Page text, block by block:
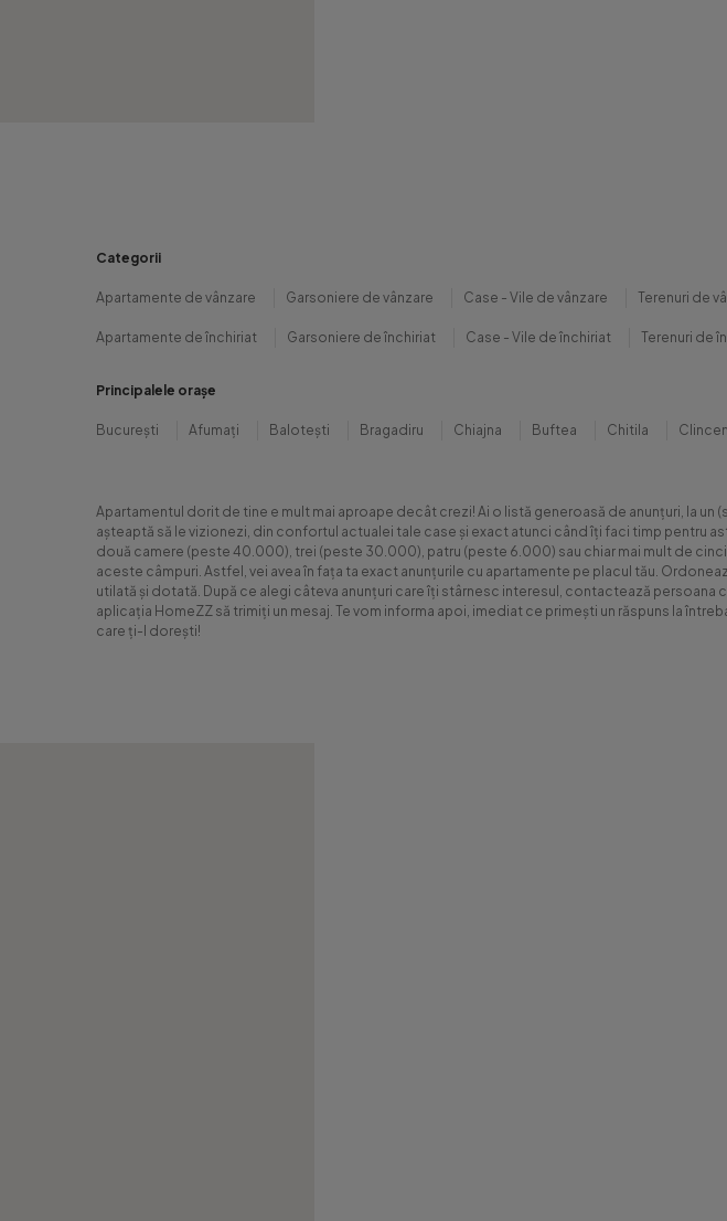
Categorii
Apartamente de vânzare Garsoniere de vânzare Case - Vile de vânzare Terenuri de
Apartamente de închiriat Garsoniere de închiriat Case - Vile de închiriat Terenuri de
Principalele orașe
București Afumați Balotești Bragadiru Chiajna Buftea Chitila
Apartamentul dorit de tine e mult mai aproape decât crezi! Ai o listă generoasă de anunțuri, la
așteaptă să le vizionezi, din confortul actualei tale case și exact atunci când îți faci timp pentru
două camere (peste 40.000), trei (peste 30.000), patru (peste 6.000) sau chiar mai mult de
aceste câmpuri. Astfel, vei avea în fața ta exact anunțurile cu apartamente pe placul tău.
utilată și dotată. După ce alegi câteva anunțuri care îți stârnesc interesul, contactează
aplicația HomeZZ să trimiți un mesaj. Te vom informa apoi, imediat ce primești un răspuns la
care ți-l dorești!